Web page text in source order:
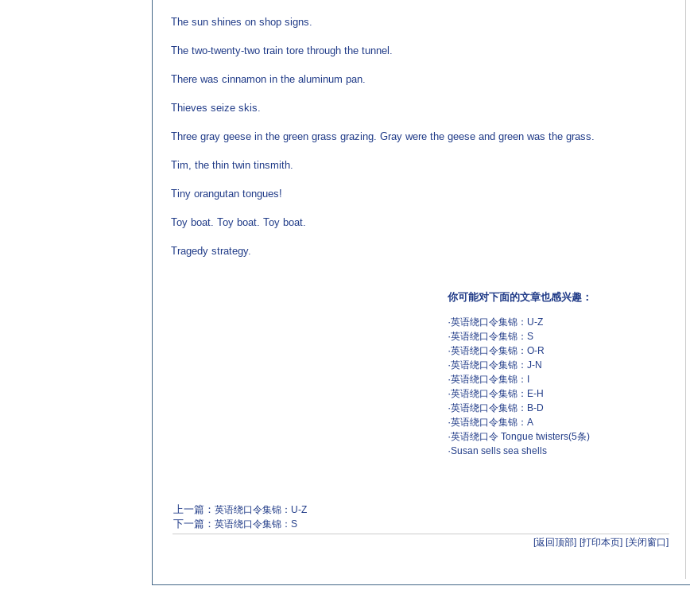
The sun shines on shop signs.
The two-twenty-two train tore through the tunnel.
There was cinnamon in the aluminum pan.
Thieves seize skis.
Three gray geese in the green grass grazing. Gray were the geese and green was the grass.
Tim, the thin twin tinsmith.
Tiny orangutan tongues!
Toy boat. Toy boat. Toy boat.
Tragedy strategy.
你可能对下面的文章也感兴趣：
·英语绕口令集锦：U-Z
·英语绕口令集锦：S
·英语绕口令集锦：O-R
·英语绕口令集锦：J-N
·英语绕口令集锦：I
·英语绕口令集锦：E-H
·英语绕口令集锦：B-D
·英语绕口令集锦：A
·英语绕口令 Tongue twisters(5条)
·Susan sells sea shells
上一篇： 英语绕口令集锦：U-Z
下一篇： 英语绕口令集锦：S
[返回顶部] [打印本页] [关闭窗口]